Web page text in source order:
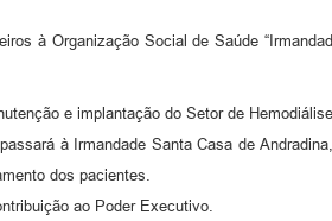
à Organização Social de Saúde
e implantação do Setor de
à Irmandade Santa Casa de
dos pacientes.
ao Poder Executivo.